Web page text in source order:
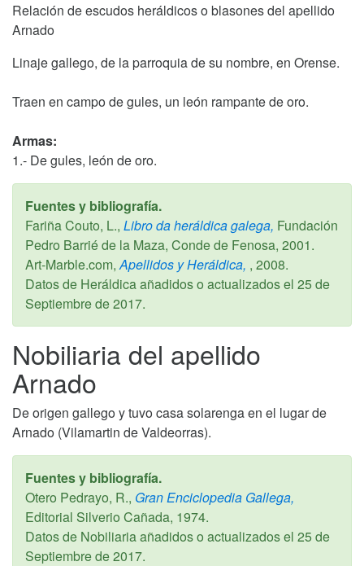
Relación de escudos heráldicos o blasones del apellido
Arnado
Linaje gallego, de la parroquia de su nombre, en Orense.
Traen en campo de gules, un león rampante de oro.
Armas:
1.- De gules, león de oro.
Fuentes y bibliografía.
Fariña Couto, L., Libro da heráldica galega, Fundación
Pedro Barrié de la Maza, Conde de Fenosa, 2001.
Art-Marble.com,Apellidos y Heráldica, , 2008.
Datos de Heráldica añadidos o actualizados el 25 de
Septiembre de 2017.
Nobiliaria del apellido
Arnado
De origen gallego y tuvo casa solarenga en el lugar de
Arnado (Vilamartin de Valdeorras).
Fuentes y bibliografía.
Otero Pedrayo, R., Gran Enciclopedia Gallega,
Editorial Silverio Cañada, 1974.
Datos de Nobiliaria añadidos o actualizados el 25 de
Septiembre de 2017.